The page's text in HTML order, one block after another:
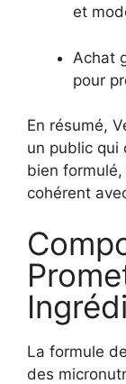
et
Achat
pour
En résumé,
un public qui
bien
cohérent
La formule
des